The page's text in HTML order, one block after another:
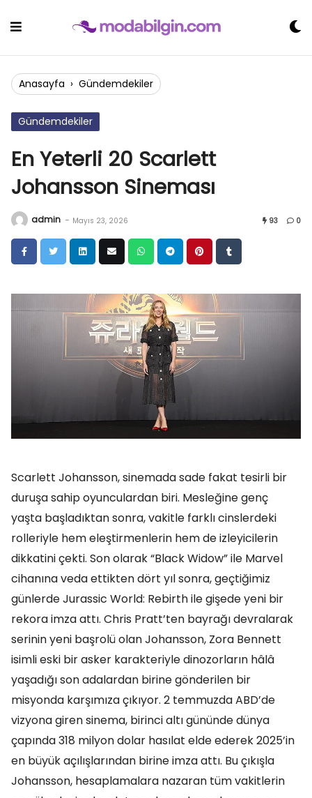
Anasayfa › Gündemdekiler
Gündemdekiler
En Yeterli 20 Scarlett
Johansson Sineması
admin - Mayıs 23, 2026 93 0
Scarlett Johansson, sinemada sade fakat tesirli bir
duruşa sahip oyunculardan biri. Mesleğine genç
yaşta başladıktan sonra, vakitle farklı cinslerdeki
rolleriyle hem eleştirmenlerin hem de izleyicilerin
dikkatini çekti. Son olarak “Black Widow” ile Marvel
cihanına veda ettikten dört yıl sonra, geçtiğimiz
günlerde Jurassic World: Rebirth ile gişede yeni bir
rekora imza attı. Chris Pratt’ten bayrağı devralarak
serinin yeni başrolü olan Johansson, Zora Bennett
isimli eski bir asker karakteriyle dinozorların hâlâ
yaşadığı son adalardan birine gönderilen bir
misyonda karşımıza çıkıyor. 2 temmuzda ABD’de
vizyona giren sinema, birinci altı gününde dünya
çapında 318 milyon dolar hasılat elde ederek 2025’in
en büyük açılışlarından birine imza attı. Bu çıkışla
Johansson, hesaplamalara nazaran tüm vakitlerin